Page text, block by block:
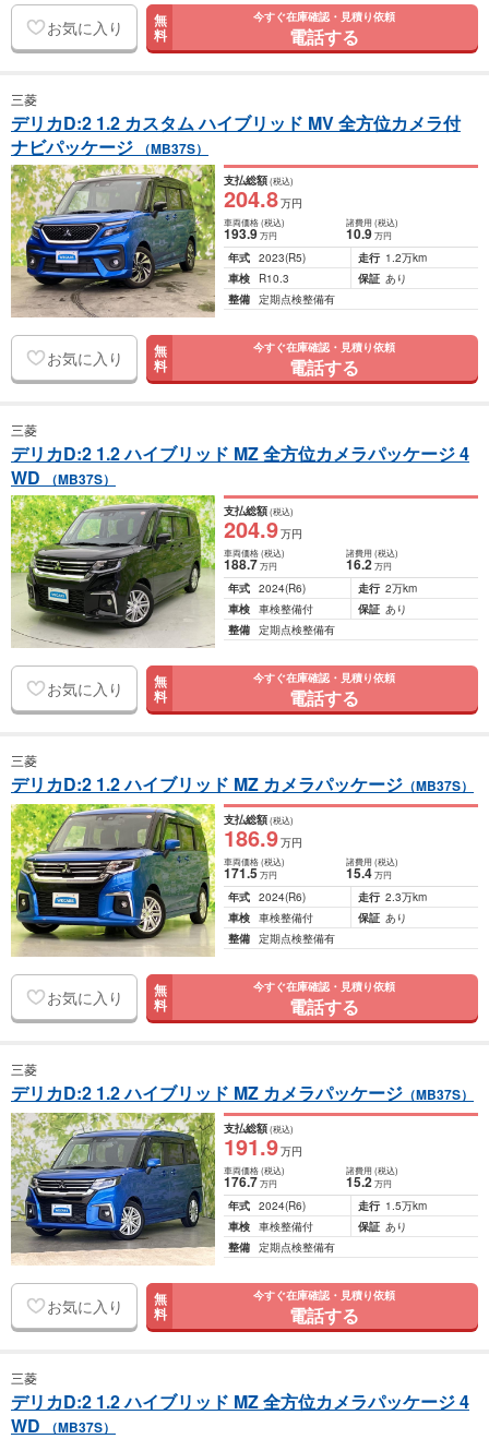
お気に入り 無
料
今すぐ在庫確認・見積り依頼
電話する
三菱
デリカD:2 1.2 カスタム ハイブリッド MV 全方位カメラ付
ナビパッケージ
（MB37S）
支払総額(税込)
204.8万円
車両価格(税込)
193.9万円
諸費用 (税込)
10.9 万円
年式 2023(R5) 走行 1.2万km
車検
R10.3 保証 あり
整備 定期点検整備有
お気に入り 無
料
今すぐ在庫確認・見積り依頼
電話する
三菱
デリカD:2 1.2 ハイブリッド MZ 全方位カメラパッケージ 4
WD
（MB37S）
支払総額(税込)
204.9万円
車両価格(税込)
188.7万円
諸費用 (税込)
16.2 万円
年式 2024(R6) 走行 2万km
車検 車検整備付 保証 あり
整備 定期点検整備有
お気に入り 無
料
今すぐ在庫確認・見積り依頼
電話する
三菱
デリカD:2 1.2 ハイブリッド MZ カメラパッケージ （MB37S）
支払総額(税込)
186.9万円
車両価格(税込)
171.5万円
諸費用 (税込)
15.4 万円
年式 2024(R6) 走行 2.3万km
車検 車検整備付 保証 あり
整備 定期点検整備有
お気に入り 無
料
今すぐ在庫確認・見積り依頼
電話する
三菱
デリカD:2 1.2 ハイブリッド MZ カメラパッケージ （MB37S）
支払総額(税込)
191.9万円
車両価格(税込)
176.7万円
諸費用 (税込)
15.2 万円
年式 2024(R6) 走行 1.5万km
車検 車検整備付 保証 あり
整備 定期点検整備有
お気に入り 無
料
今すぐ在庫確認・見積り依頼
電話する
三菱
デリカD:2 1.2 ハイブリッド MZ 全方位カメラパッケージ 4
WD
（MB37S）